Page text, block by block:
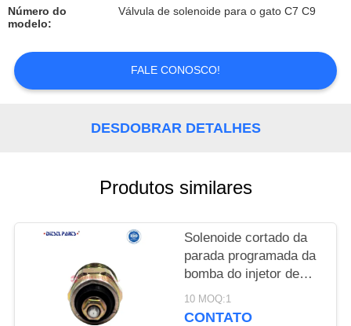
PEÇA
UMAS
CITAÇÕES
NOTÍCIA
Número do
modelo:
Válvula de solenoide para o gato C7 C9
FALE CONOSCO!
DESDOBRAR DETALHES
Produtos similares
Solenoide cortado da
parada programada da
bomba do injetor de
combustível diesel da
válvula de solenoide
10 MOQ:1
CONTATO